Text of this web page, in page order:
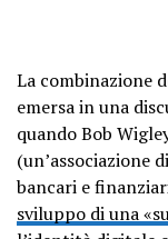
La combinazione
emersa in una
quando Bob
(un’associazione
bancari e
sviluppo di una